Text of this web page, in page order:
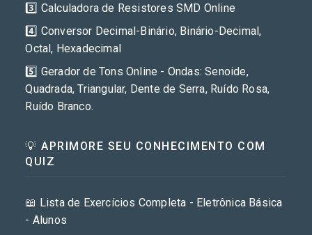
3️⃣ Calculadora de Resistores SMD Online
4️⃣ Conversor Decimal-Binário, Binário-Decimal,
Octal, Hexadecimal
5️⃣ Gerador de Tons Online - Ondas: Senoide,
Quadrada, Triangular, Dente de Serra, Ruído Rosa,
Ruído Branco.
💡 APRIMORE SEU CONHECIMENTO COM
QUIZ
📖 Lista de Exercícios Completa - Eletrônica Básica
- Alunos